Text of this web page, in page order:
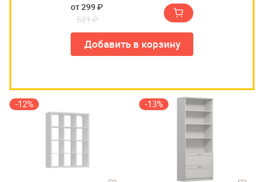
от 299 ₽
521 ₽
Добавить в корзину
-12% -13%